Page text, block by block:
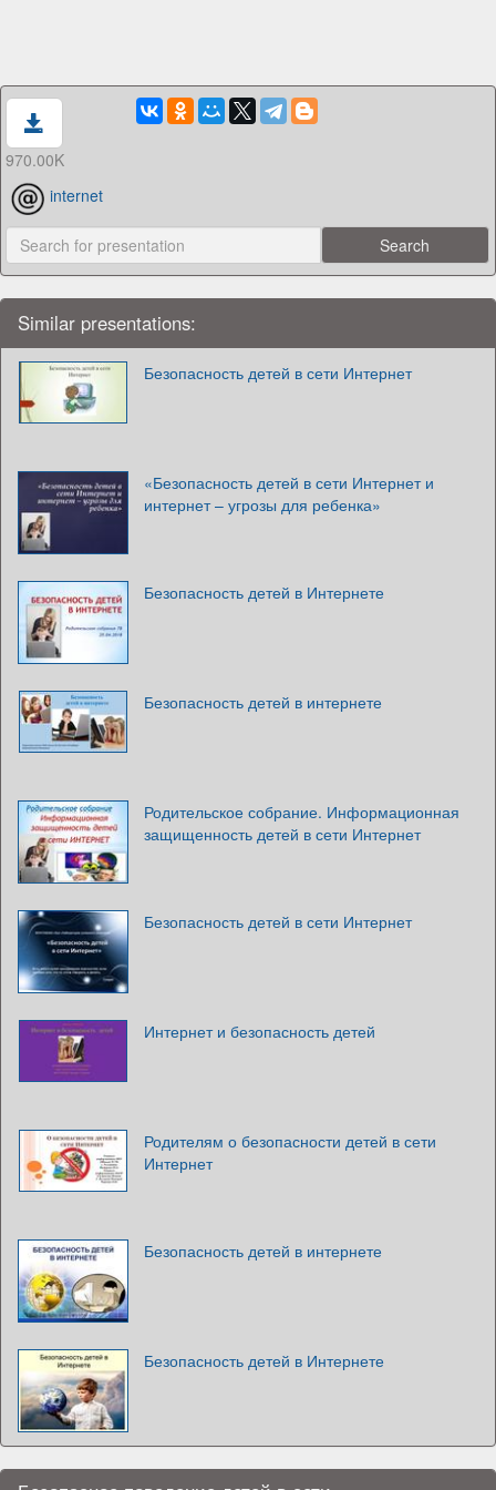
970.00K
internet
Similar presentations:
Безопасность детей в сети Интернет
«Безопасность детей в сети Интернет и
интернет – угрозы для ребенка»
Безопасность детей в Интернете
Безопасность детей в интернете
Родительское собрание. Информационная
защищенность детей в сети Интернет
Безопасность детей в сети Интернет
Интернет и безопасность детей
Родителям о безопасности детей в сети
Интернет
Безопасность детей в интернете
Безопасность детей в Интернете